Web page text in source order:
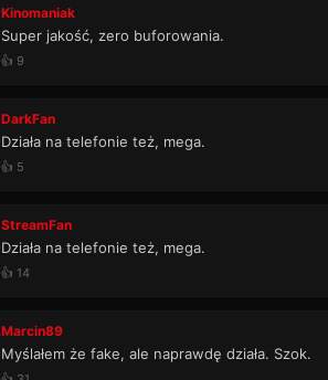
Kinomaniak
Super jakość, zero buforowania.
👍 9
DarkFan
Działa na telefonie też, mega.
👍 5
StreamFan
Działa na telefonie też, mega.
👍 14
Marcin89
Myślałem że fake, ale naprawdę działa. Szok.